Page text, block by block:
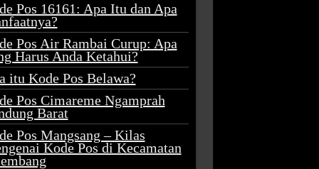
Pos 16161: Apa Itu dan Apa
Pos Air Rambai Curup: Apa
Harus Anda Ketahui?
itu Kode Pos Belawa?
Pos Cimareme Ngamprah
Barat
Pos Mangsang – Kilas
Kode Pos di Kecamatan